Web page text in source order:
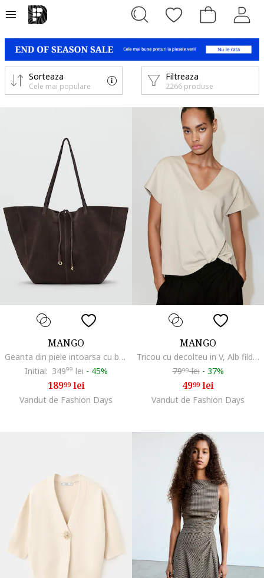
Filtreaza
2266 produse
Sorteaza
Cele mai populare
MANGO
Geanta din piele intoarsa cu bareta de umar si model uni, Maro
Initial: 34999 lei - 45%
18999lei
Vandut de Fashion Days
MANGO
Tricou cu decolteu in V, Alb fildes
7999lei - 37%
4999lei
Vandut de Fashion Days